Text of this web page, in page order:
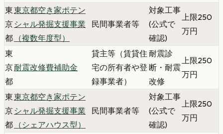
東
京
都
東京都空き家ポテン
シャル発掘支援事業
（複数年度型）
民間事業者等
対象工事
(公式で
確認)
上限250
万円
東
京
都
耐震改修費補助金
貸主等（賃貸住
宅の所有者や登
録事業者）
耐震診
断・耐震
改修
上限250
万円
東
京
都
東京都空き家ポテン
シャル発掘支援事業
（シェアハウス型）
民間事業者等
対象工事
(公式で
確認)
上限250
万円